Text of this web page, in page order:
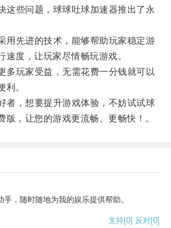
些问题，球球吐球加速器推出了永
先进的技术，能够帮助玩家稳定游
速度，让玩家尽情畅玩游戏。
玩家受益，无需花费一分钱就可以
利。
，想要提升游戏体验，不妨试试球
版，让您的游戏更流畅、更畅快！。
，随时随地为我的娱乐提供帮助。
支持[0] 反对[0]